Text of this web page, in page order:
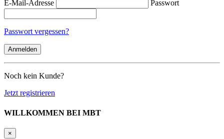
E-Mail-Adresse
Passwort
Passwort vergessen?
Noch kein Kunde?
Jetzt registrieren
WILLKOMMEN BEI MBT
×